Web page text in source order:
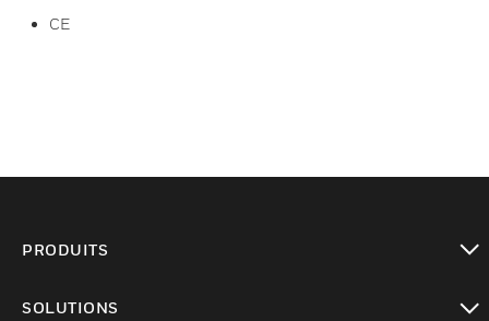
CE
PRODUITS
SOLUTIONS